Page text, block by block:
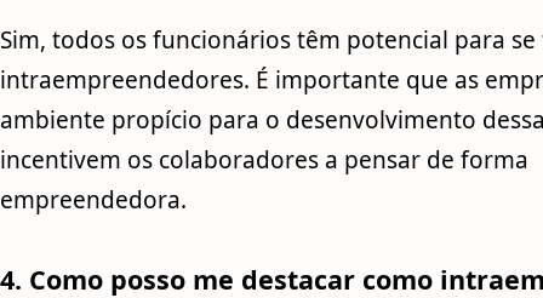
Sim, todos os funcionários têm potencial para
intraempreendedores. É importante que as
ambiente propício para o desenvolvimento
incentivem os colaboradores a pensar de forma
empreendedora.
4. Como posso me destacar como